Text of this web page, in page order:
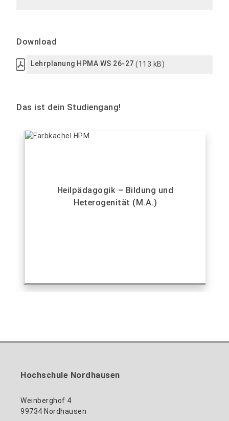
Download
Lehrplanung HPMA WS 26-27 (113 kB)
Das ist dein Studiengang!
Heilpädagogik – Bildung und
Heterogenität (M.A.)
Hochschule Nordhausen
Weinberghof 4
99734 Nordhausen